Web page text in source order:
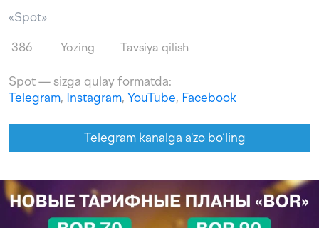
«Spot»
386 Yozing Tavsiya qilish
Spot — sizga qulay formatda:
Telegram, Instagram, YouTube, Facebook
Telegram kanalga a'zo bo‘ling